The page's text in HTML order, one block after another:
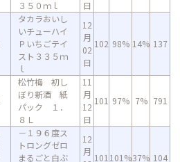
３５０ｍｌ
日
タカラおいし
いチューハイ
Ｐいちごテイ
スト３３５ｍ
ｌ
12
月
02
日
102 98% 14% 137
松竹梅 初し
ぼり新酒 紙
パック １．
８Ｌ
11
月
12
日
101 97% 7% 791
－１９６度ス
トロングゼロ
まるごと白ぶ
12
月
101 101%37% 104